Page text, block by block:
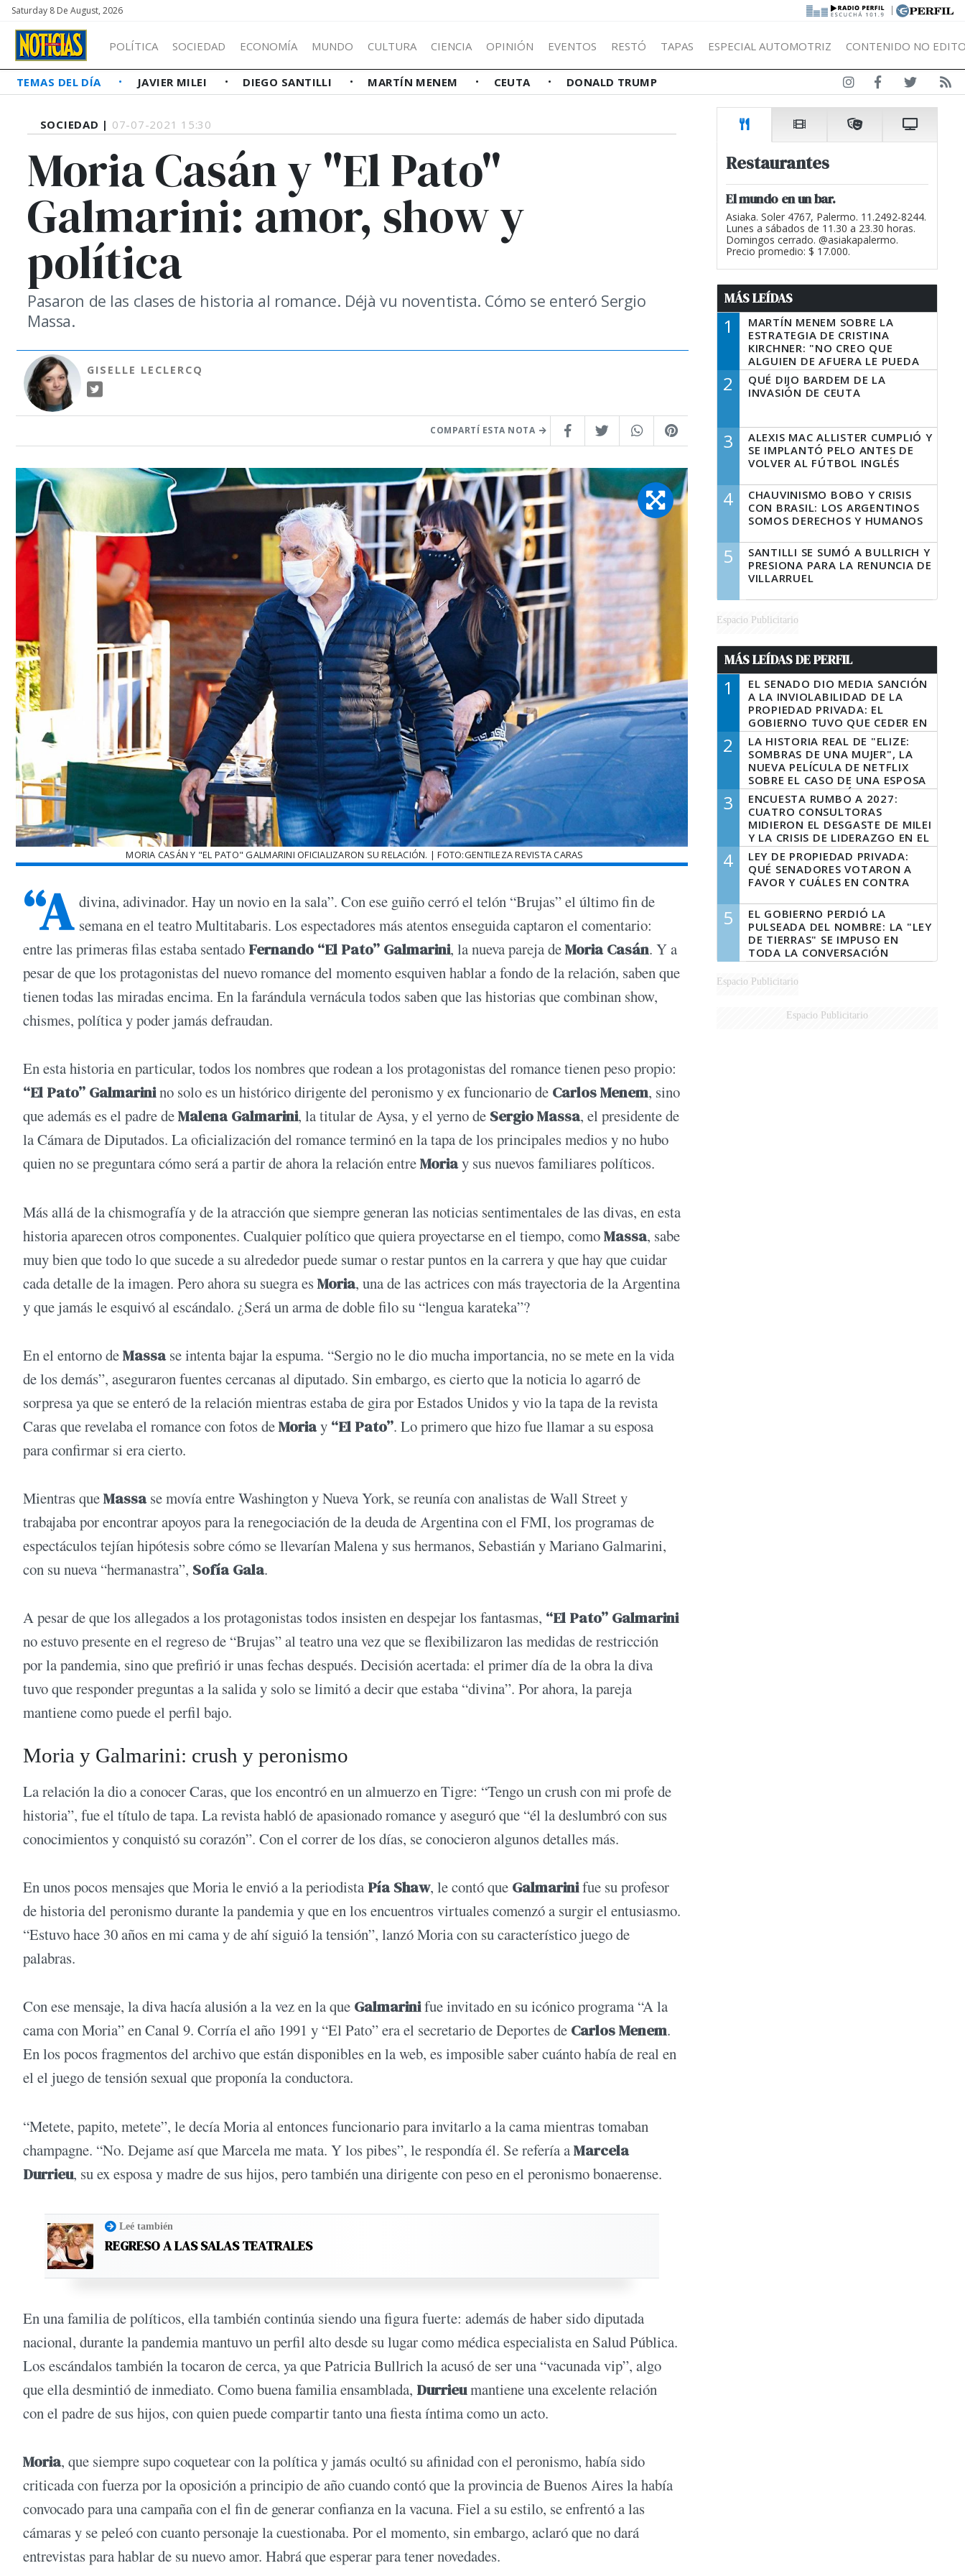
Saturday 8 De August, 2026 |
POLÍTICA SOCIEDAD ECONOMÍA MUNDO CULTURA CIENCIA OPINIÓN EVENTOS RESTÓ TAPAS ESPECIAL AUTOMOTRIZ CONTENIDO NO
TEMAS DEL DÍA JAVIER MILEI DIEGO SANTILLI MARTÍN MENEM CEUTA DONALD TRUMP
SOCIEDAD | 07-07-2021 15:30
Moria Casán y "El Pato"
Galmarini: amor, show y
política
Pasaron de las clases de historia al romance. Déjà vu noventista. Cómo se enteró Sergio
Massa.
GISELLE LECLERCQ
COMPARTÍ ESTA NOTA
MORIA CASÁN Y "EL PATO" GALMARINI OFICIALIZARON SU RELACIÓN. | FOTO:GENTILEZA REVISTA CARAS
“A divina, adivinador. Hay un novio en la sala”. Con ese guiño cerró el telón “Brujas” el último fin de
semana en el teatro Multitabaris. Los espectadores más atentos enseguida captaron el comentario:
entre las primeras filas estaba sentado Fernando “El Pato” Galmarini, la nueva pareja deMoria Casán. Y a
pesar de que los protagonistas del nuevo romance del momento esquiven hablar a fondo de la relación, saben que
tienen todas las miradas encima. En la farándula vernácula todos saben que las historias que combinan show,
chismes, política y poder jamás defraudan.
En esta historia en particular, todos los nombres que rodean a los protagonistas del romance tienen peso propio:
“El Pato” Galmarinino solo es un histórico dirigente del peronismo y ex funcionario de Carlos Menem, sino
que además es el padre deMalena Galmarini, la titular de Aysa, y el yerno de Sergio Massa, el presidente de
la Cámara de Diputados. La oficialización del romance terminó en la tapa de los principales medios y no hubo
quien no se preguntara cómo será a partir de ahora la relación entreMoriay sus nuevos familiares políticos.
Más allá de la chismografía y de la atracción que siempre generan las noticias sentimentales de las divas, en esta
historia aparecen otros componentes. Cualquier político que quiera proyectarse en el tiempo, comoMassa, sabe
muy bien que todo lo que sucede a su alrededor puede sumar o restar puntos en la carrera y que hay que cuidar
cada detalle de la imagen. Pero ahora su suegra esMoria, una de las actrices con más trayectoria de la Argentina
y que jamás le esquivó al escándalo. ¿Será un arma de doble filo su “lengua karateka”?
En el entorno deMassase intenta bajar la espuma. “Sergio no le dio mucha importancia, no se mete en la vida
de los demás”, aseguraron fuentes cercanas al diputado. Sin embargo, es cierto que la noticia lo agarró de
sorpresa ya que se enteró de la relación mientras estaba de gira por Estados Unidos y vio la tapa de la revista
Caras que revelaba el romance con fotos deMoriay “El Pato”. Lo primero que hizo fue llamar a su esposa
para confirmar si era cierto.
Mientras queMassase movía entre Washington y Nueva York, se reunía con analistas de Wall Street y
trabajaba por encontrar apoyos para la renegociación de la deuda de Argentina con el FMI, los programas de
espectáculos tejían hipótesis sobre cómo se llevarían Malena y sus hermanos, Sebastián y Mariano Galmarini,
con su nueva “hermanastra”, Sofía Gala.
A pesar de que los allegados a los protagonistas todos insisten en despejar los fantasmas, “El Pato” Galmarini
no estuvo presente en el regreso de “Brujas” al teatro una vez que se flexibilizaron las medidas de restricción
por la pandemia, sino que prefirió ir unas fechas después. Decisión acertada: el primer día de la obra la diva
tuvo que responder preguntas a la salida y solo se limitó a decir que estaba “divina”. Por ahora, la pareja
mantiene como puede el perfil bajo.
Moria y Galmarini: crush y peronismo
La relación la dio a conocer Caras, que los encontró en un almuerzo en Tigre: “Tengo un crush con mi profe de
historia”, fue el título de tapa. La revista habló de apasionado romance y aseguró que “él la deslumbró con sus
conocimientos y conquistó su corazón”. Con el correr de los días, se conocieron algunos detalles más.
En unos pocos mensajes que Moria le envió a la periodista Pía Shaw, le contó que Galmarinifue su profesor
de historia del peronismo durante la pandemia y que en los encuentros virtuales comenzó a surgir el entusiasmo.
“Estuvo hace 30 años en mi cama y de ahí siguió la tensión”, lanzó Moria con su característico juego de
palabras.
Con ese mensaje, la diva hacía alusión a la vez en la que Galmarinifue invitado en su icónico programa “A la
cama con Moria” en Canal 9. Corría el año 1991 y “El Pato” era el secretario de Deportes de Carlos Menem.
En los pocos fragmentos del archivo que están disponibles en la web, es imposible saber cuánto había de real en
el el juego de tensión sexual que proponía la conductora.
“Metete, papito, metete”, le decía Moria al entonces funcionario para invitarlo a la cama mientras tomaban
champagne. “No. Dejame así que Marcela me mata. Y los pibes”, le respondía él. Se refería aMarcela
Durrieu, su ex esposa y madre de sus hijos, pero también una dirigente con peso en el peronismo bonaerense.
Leé también
REGRESO A LAS SALAS TEATRALES
En una familia de políticos, ella también continúa siendo una figura fuerte: además de haber sido diputada
nacional, durante la pandemia mantuvo un perfil alto desde su lugar como médica especialista en Salud Pública.
Los escándalos también la tocaron de cerca, ya que Patricia Bullrich la acusó de ser una “vacunada vip”, algo
que ella desmintió de inmediato. Como buena familia ensamblada, Durrieumantiene una excelente relación
con el padre de sus hijos, con quien puede compartir tanto una fiesta íntima como un acto.
Moria, que siempre supo coquetear con la política y jamás ocultó su afinidad con el peronismo, había sido
criticada con fuerza por la oposición a principio de año cuando contó que la provincia de Buenos Aires la había
convocado para una campaña con el fin de generar confianza en la vacuna. Fiel a su estilo, se enfrentó a las
cámaras y se peleó con cuanto personaje la cuestionaba. Por el momento, sin embargo, aclaró que no dará
entrevistas para hablar de su nuevo amor. Habrá que esperar para tener novedades.
Restaurantes
El mundo en un bar.
Asiaka. Soler 4767, Palermo. 11.2492-8244.
Lunes a sábados de 11.30 a 23.30 horas.
Domingos cerrado. @asiakapalermo.
Precio promedio: $ 17.000.
MÁS LEÍDAS
1
MARTÍN MENEM SOBRE LA
ESTRATEGIA DE CRISTINA
KIRCHNER: "NO CREO QUE
ALGUIEN DE AFUERA LE PUEDA
DECIR A LA JUSTICIA LO QUE
TIENE QUE HACER"
2
QUÉ DIJO BARDEM DE LA
INVASIÓN DE CEUTA
3
ALEXIS MAC ALLISTER CUMPLIÓ Y
SE IMPLANTÓ PELO ANTES DE
VOLVER AL FÚTBOL INGLÉS
4
CHAUVINISMO BOBO Y CRISIS
CON BRASIL: LOS ARGENTINOS
SOMOS DERECHOS Y HUMANOS
5
SANTILLI SE SUMÓ A BULLRICH Y
PRESIONA PARA LA RENUNCIA DE
VILLARRUEL
Espacio Publicitario
MÁS LEÍDAS DE PERFIL
1
EL SENADO DIO MEDIA SANCIÓN
A LA INVIOLABILIDAD DE LA
PROPIEDAD PRIVADA: EL
GOBIERNO TUVO QUE CEDER EN
LA LEY DEL MANEJO DEL FUEGO
2
LA HISTORIA REAL DE "ELIZE:
SOMBRAS DE UNA MUJER", LA
NUEVA PELÍCULA DE NETFLIX
SOBRE EL CASO DE UNA ESPOSA
QUE DESCUARTIZÓ A SU
MARIDO
3
ENCUESTA RUMBO A 2027:
CUATRO CONSULTORAS
MIDIERON EL DESGASTE DE MILEI
Y LA CRISIS DE LIDERAZGO EN EL
PERONISMO
4
LEY DE PROPIEDAD PRIVADA:
QUÉ SENADORES VOTARON A
FAVOR Y CUÁLES EN CONTRA
5
EL GOBIERNO PERDIÓ LA
PULSEADA DEL NOMBRE: LA "LEY
DE TIERRAS" SE IMPUSO EN
TODA LA CONVERSACIÓN
DIGITAL
Espacio Publicitario
Espacio Publicitario